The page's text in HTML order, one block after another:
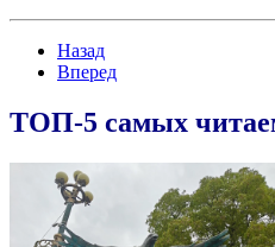
Назад
Вперед
ТОП-5 самых